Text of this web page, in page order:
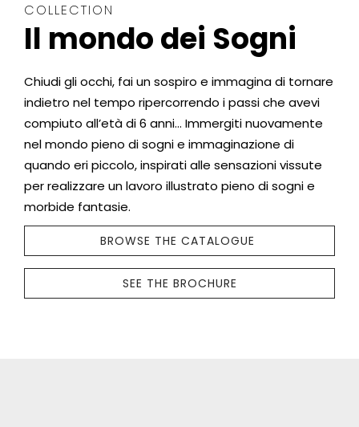
COLLECTION
Il mondo dei Sogni
Chiudi gli occhi, fai un sospiro e immagina di tornare
indietro nel tempo ripercorrendo i passi che avevi
compiuto all’età di 6 anni… Immergiti nuovamente
nel mondo pieno di sogni e immaginazione di
quando eri piccolo, inspirati alle sensazioni vissute
per realizzare un lavoro illustrato pieno di sogni e
morbide fantasie.
BROWSE THE CATALOGUE
SEE THE BROCHURE